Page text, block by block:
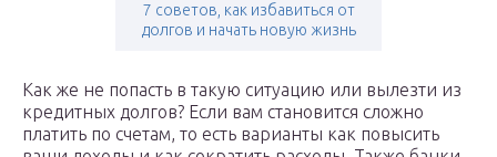
7 советов, как избавиться от
долгов и начать новую жизнь
Как же не попасть в такую ситуацию или вылезти из
кредитных долгов? Если вам становится сложно
платить по счетам, то есть варианты как повысить